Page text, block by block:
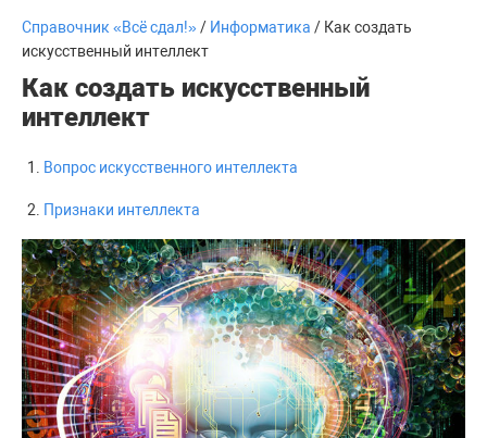
Справочник «Всё сдал!»/ Информатика / Как создать
искусственный интеллект
Как создать искусственный
интеллект
Вопрос искусственного интеллекта
Признаки интеллекта